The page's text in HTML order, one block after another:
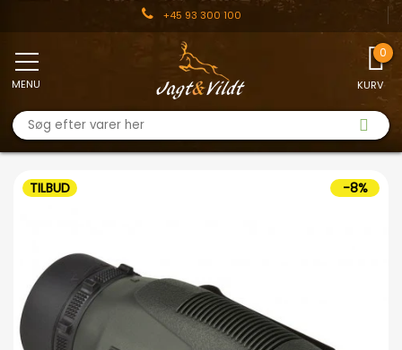
+45 93 300 100
KURV
MENU
TILBUD -8%